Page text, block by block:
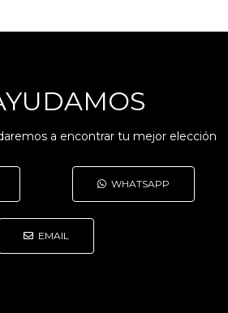
a encontrar tu mejor elección
WHATSAPP
EMAIL